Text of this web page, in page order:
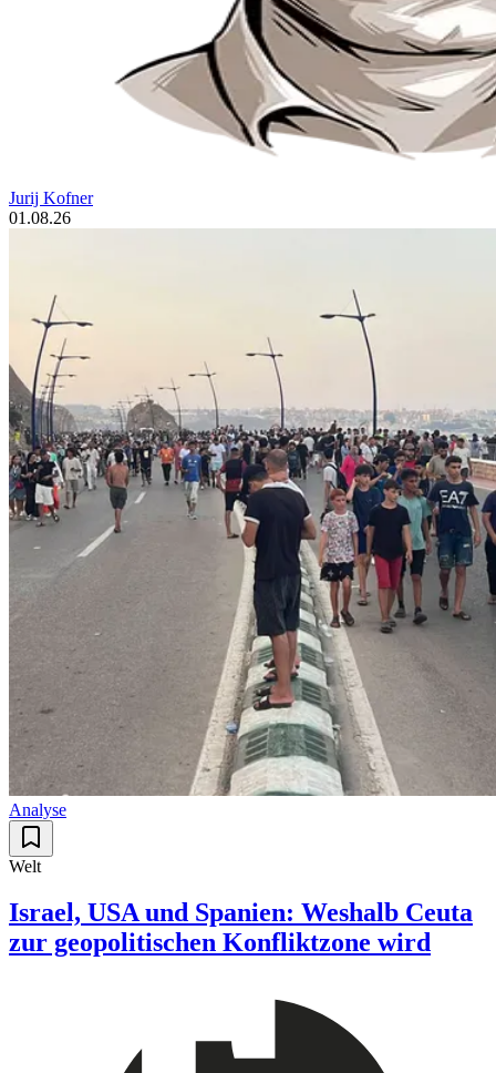
Jurij Kofner
01.08.26
Analyse
Welt
Israel, USA und Spanien: Weshalb Ceuta
zur geopolitischen Konfliktzone wird